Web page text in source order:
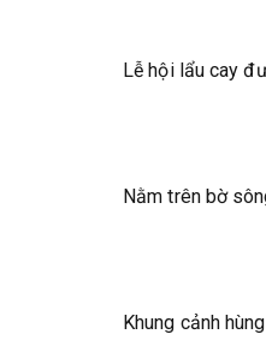
Lễ hội lẩu cay
Nằm trên bờ
Khung cảnh